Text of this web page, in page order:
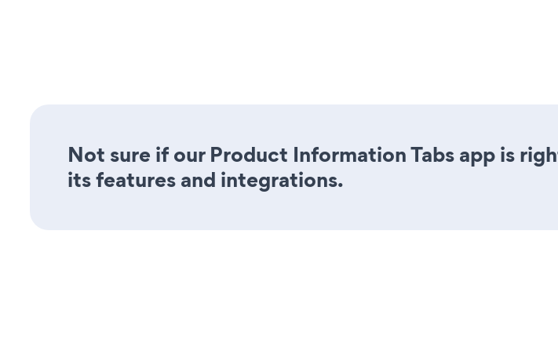
Not sure if our Product Information Tabs app is
its features and integrations.